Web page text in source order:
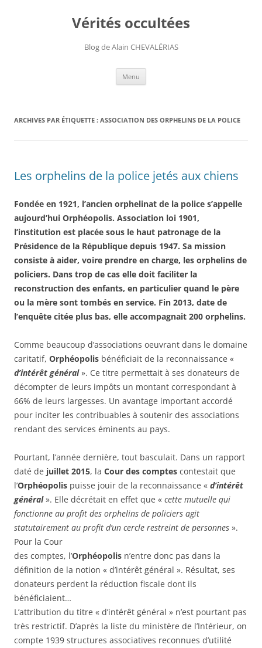
Vérités occultées
Blog de Alain CHEVALÉRIAS
Menu
ARCHIVES PAR ÉTIQUETTE : ASSOCIATION DES ORPHELINS DE LA POLICE
Les orphelins de la police jetés aux chiens
Fondée en 1921, l’ancien orphelinat de la police s’appelle
aujourd’hui Orphéopolis. Association loi 1901,
l’institution est placée sous le haut patronage de la
Présidence de la République depuis 1947. Sa mission
consiste à aider, voire prendre en charge, les orphelins de
policiers. Dans trop de cas elle doit faciliter la
reconstruction des enfants, en particulier quand le père
ou la mère sont tombés en service. Fin 2013, date de
l’enquête citée plus bas, elle accompagnait 200 orphelins.
Comme beaucoup d’associations oeuvrant dans le domaine
caritatif, Orphéopolis bénéficiait de la reconnaissance «
d’intérêt général ». Ce titre permettait à ses donateurs de
décompter de leurs impôts un montant correspondant à
66% de leurs largesses. Un avantage important accordé
pour inciter les contribuables à soutenir des associations
rendant des services éminents au pays.
Pourtant, l’année dernière, tout basculait. Dans un rapport
daté de juillet 2015, la Cour des comptes contestait que
l’Orphéopolis puisse jouir de la reconnaissance « d’intérêt
général». Elle décrétait en effet que « cette mutuelle qui
fonctionne au profit des orphelins de policiers agit
statutairement au profit d’un cercle restreint de personnes ».
Pour la Cour
des comptes, l’Orphéopolis n’entre donc pas dans la
définition de la notion « d’intérêt général ». Résultat, ses
donateurs perdent la réduction fiscale dont ils
bénéficiaient…
L’attribution du titre « d’intérêt général » n’est pourtant pas
très restrictif. D’après la liste du ministère de l’Intérieur, on
compte 1939 structures associatives reconnues d’utilité